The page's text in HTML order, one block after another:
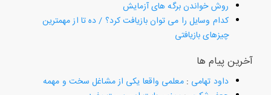
روش خواندن برگه های آزمایش
کدام وسایل را می توان بازیافت کرد؟ / ده تا از مهمترین
چیزهای بازیافتی
آخرین پیام ها
داود تهامی:معلمی واقعا یکی از مشاغل سخت و مهمه